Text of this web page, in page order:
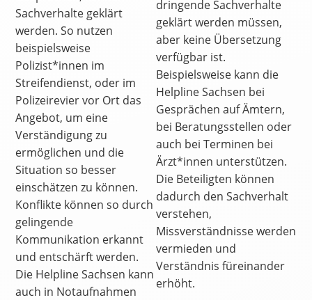
Sachverhalte geklärt
werden. So nutzen
beispielsweise
Polizist*innen im
Streifendienst, oder im
Polizeirevier vor Ort das
Angebot, um eine
Verständigung zu
ermöglichen und die
Situation so besser
einschätzen zu können.
Konflikte können so durch
gelingende
Kommunikation erkannt
und entschärft werden.
Die Helpline Sachsen kann
auch in Notaufnahmen
dringende Sachverhalte
geklärt werden müssen,
aber keine Übersetzung
verfügbar ist.
Beispielsweise kann die
Helpline Sachsen bei
Gesprächen auf Ämtern,
bei Beratungsstellen oder
auch bei Terminen bei
Ärzt*innen unterstützen.
Die Beteiligten können
dadurch den Sachverhalt
verstehen,
Missverständnisse werden
vermieden und
Verständnis füreinander
erhöht.